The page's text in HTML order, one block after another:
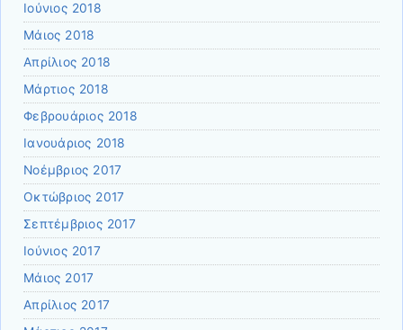
Ιούνιος 2018
Μάιος 2018
Απρίλιος 2018
Μάρτιος 2018
Φεβρουάριος 2018
Ιανουάριος 2018
Νοέμβριος 2017
Οκτώβριος 2017
Σεπτέμβριος 2017
Ιούνιος 2017
Μάιος 2017
Απρίλιος 2017